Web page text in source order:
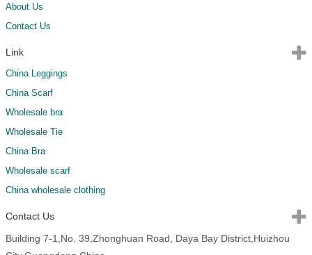
About Us
Contact Us
Link
China Leggings
China Scarf
Wholesale bra
Wholesale Tie
China Bra
Wholesale scarf
China wholesale clothing
Contact Us
Building 7-1,No. 39,Zhonghuan Road, Daya Bay District,Huizhou